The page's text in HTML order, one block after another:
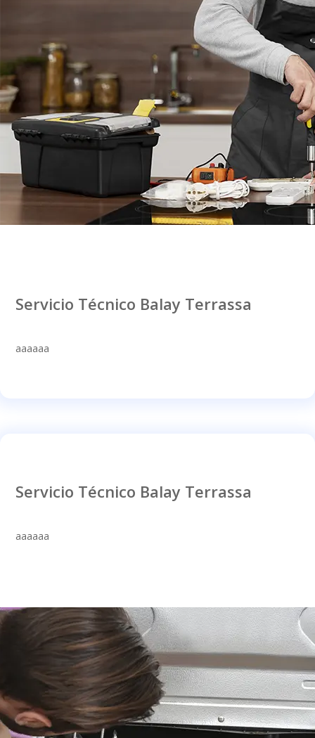
Servicio Técnico Balay Terrassa
aaaaaa
Servicio Técnico Balay Terrassa
aaaaaa